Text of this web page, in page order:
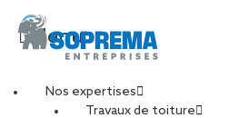
Menu
Nos expertises
Travaux de toiture